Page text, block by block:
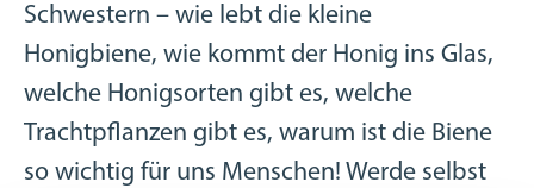
Schwestern – wie lebt die kleine
Honigbiene, wie kommt der Honig ins Glas,
welche Honigsorten gibt es, welche
Trachtpflanzen gibt es, warum ist die Biene
so wichtig für uns Menschen! Werde selbst